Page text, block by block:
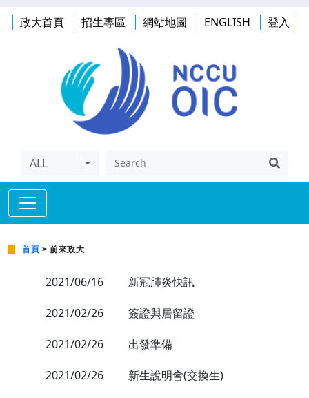
政大首頁 招生專區 網站地圖 ENGLISH 登入
ALL
首頁 > 前來政大
2021/06/16 新冠肺炎快訊
2021/02/26 簽證與居留證
2021/02/26 出發準備
2021/02/26 新生說明會(交換生)